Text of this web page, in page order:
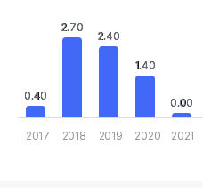
The chart has 1 X axis
The chart has 1 Y axis
0.40
0.40
2.70
2.70
2.40
2.40
1.40
1.40
0.00
0.00
2017 2018 2019 2020 2021